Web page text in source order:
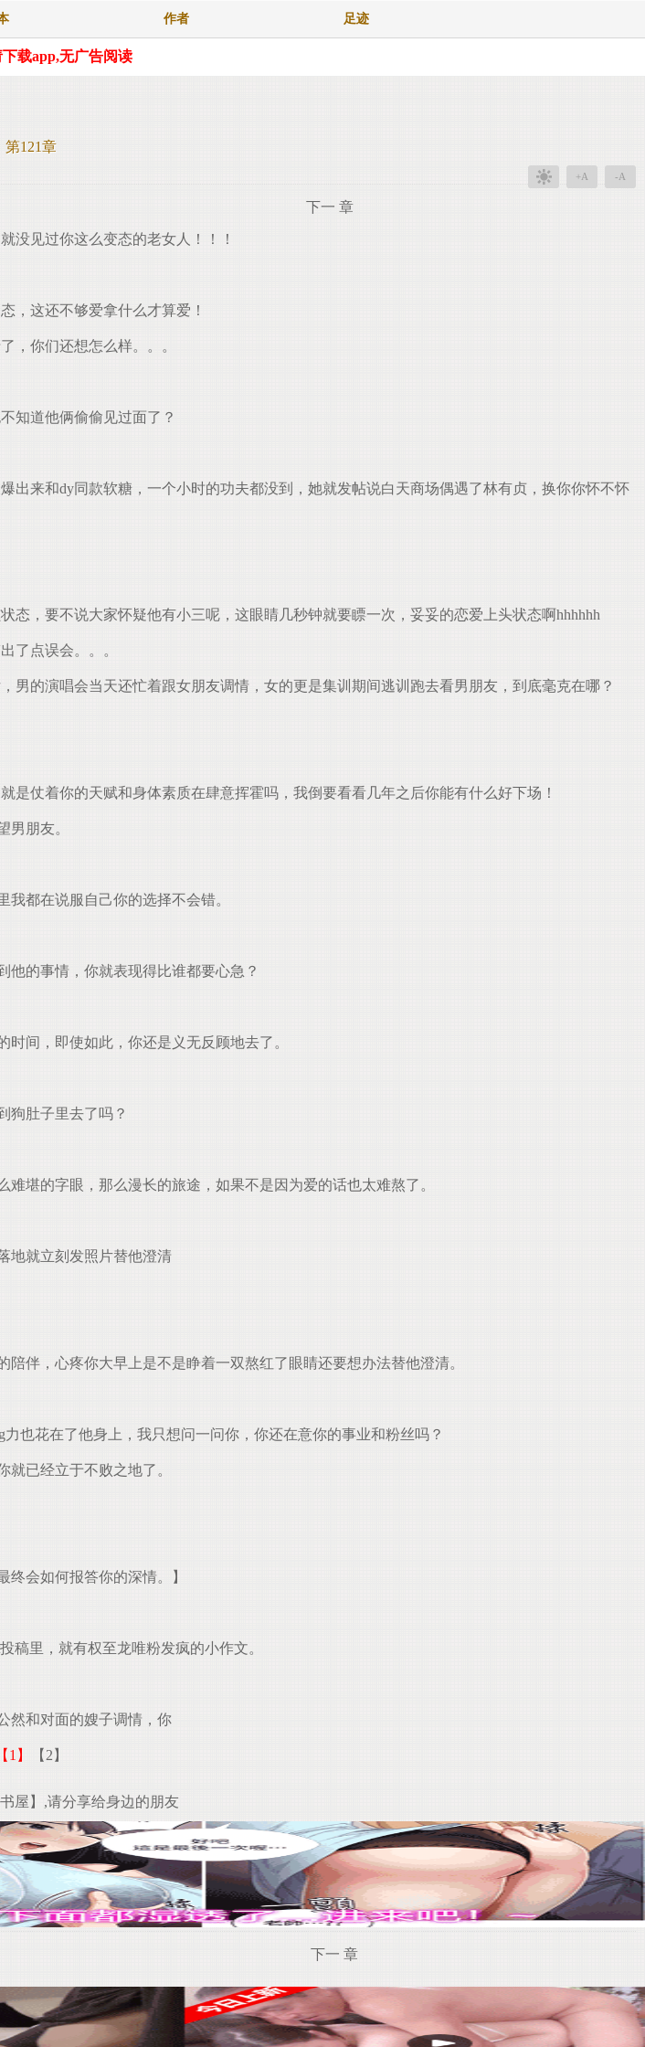
作者 足迹
载app,无广告阅读
第121章
+A -A
下一 章
没见过你这么变态的老女人！！！
，这还不够爱拿什么才算爱！
，你们还想怎么样。。。
知道他俩偷偷见过面了？
来和dy同款软糖，一个小时的功夫都没到，她就发帖说白天商场偶遇了林有贞，换你你怀不怀
，要不说大家怀疑他有小三呢，这眼睛几秒钟就要瞟一次，妥妥的恋爱上头状态啊hhhhhh
了点误会。。。
的演唱会当天还忙着跟女朋友调情，女的更是集训期间逃训跑去看男朋友，到底毫克在哪？
仗着你的天赋和身体素质在肆意挥霍吗，我倒要看看几年之后你能有什么好下场！
朋友。
都在说服自己你的选择不会错。
的事情，你就表现得比谁都要心急？
间，即使如此，你还是义无反顾地去了。
狗肚子里去了吗？
堪的字眼，那么漫长的旅途，如果不是因为爱的话也太难熬了。
地就立刻发照片替他澄清
伴，心疼你大早上是不是睁着一双熬红了眼睛还要想办法替他澄清。
也花在了他身上，我只想问一问你，你还在意你的事业和粉丝吗？
已经立于不败之地了。
会如何报答你的深情。】
里，就有权至龙唯粉发疯的小作文。
然和对面的嫂子调情，你
【1】 【2】
屋】,请分享给身边的朋友
下一 章